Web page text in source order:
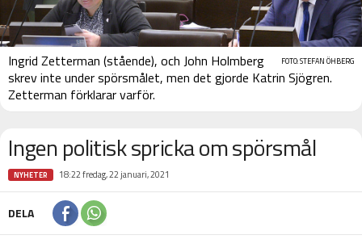
FOTO: STEFAN ÖHBERG
Ingrid Zetterman (stående), och John Holmberg
skrev inte under spörsmålet, men det gjorde Katrin Sjögren.
Zetterman förklarar varför.
Ingen politisk spricka om spörsmål
NYHETER 18:22 fredag, 22 januari, 2021
DELA